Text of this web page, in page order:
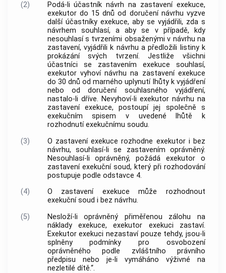
(2)
Podá-li účastník návrh na zastavení exekuce,
exekutor do 15 dnů od doručení návrhu vyzve
další účastníky exekuce, aby se vyjádřili, zda s
návrhem souhlasí, a aby se v případě, kdy
nesouhlasí s tvrzeními obsaženými v návrhu na
zastavení, vyjádřili k návrhu a předložili listiny k
prokázání svých tvrzení. Jestliže všichni
účastníci se zastavením exekuce souhlasí,
exekutor vyhoví návrhu na zastavení exekuce
do 30 dnů od marného uplynutí lhůty k vyjádření
nebo od doručení souhlasného vyjádření,
nastalo-li dříve. Nevyhoví-li exekutor návrhu na
zastavení exekuce, postoupí jej společně s
exekučním spisem v uvedené lhůtě k
rozhodnutí exekučnímu soudu.
(3)
O zastavení exekuce rozhodne exekutor i bez
návrhu, souhlasí-li se zastavením oprávněný.
Nesouhlasí-li oprávněný, požádá exekutor o
zastavení exekuční soud, který při rozhodování
postupuje podle odstavce 4.
(4)
O zastavení exekuce může rozhodnout
exekuční soud i bez návrhu.
(5)
Nesloží-li oprávněný přiměřenou zálohu na
náklady exekuce, exekutor exekuci zastaví.
Exekutor exekuci nezastaví pouze tehdy, jsou-li
splněny podmínky pro osvobození
oprávněného podle zvláštního právního
předpisu nebo je-li vymáháno výživné na
nezletilé dítě.“.